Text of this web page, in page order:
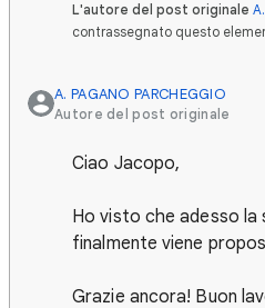
L'autore del post originale
contrassegnato questo
A. PAGANO PARCHEGGIO
Autore del post originale
Ciao Jacopo,
Ho visto che adesso la
finalmente viene
Grazie ancora! Buon